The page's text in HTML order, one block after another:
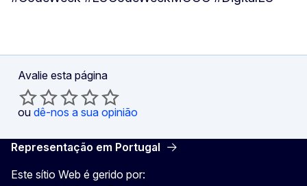
Avalie esta página
ou dê-nos a sua opinião
Representação em Portugal
Este sítio Web é gerido por: